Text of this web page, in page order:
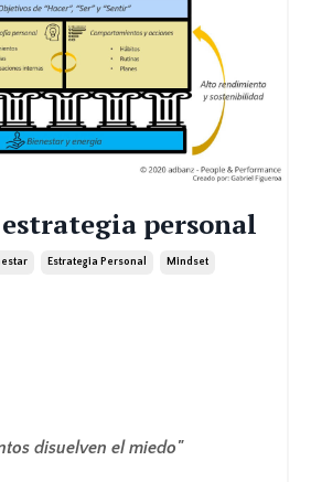
estrategia personal
Estrategia Personal Mindset
disuelven el miedo"